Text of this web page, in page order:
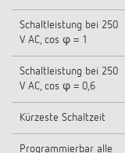
Schaltleistung bei 250
V AC, cos φ = 1
Schaltleistung bei 250
V AC, cos φ = 0,6
Kürzeste Schaltzeit
Programmierbar alle